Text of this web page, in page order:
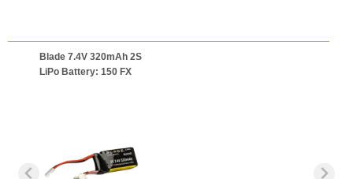
Blade 7.4V 320mAh 2S
LiPo Battery: 150 FX